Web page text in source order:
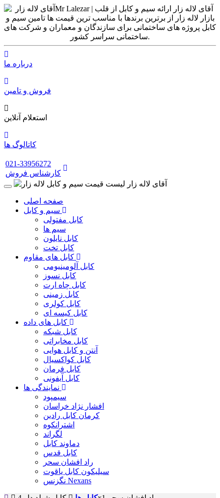
درباره ما
فروش و تامین
استعلام آنلاین
کاتالوگ ها
021-33956272
کارشناس فروش
صفحه اصلی
کابل مفتولی
سیم ها
کابل نایلون
کابل تخت
کابل آلومینیومی
کابل نسوز
کابل چاه ارت
کابل زمینی
کابل کولری
کابل کیسه ای
کابل شبکه
کابل مخابراتی
آنتن و کابل هوایی
کابل کواکسیال
کابل فرمان
کابل آیفونی
سیمپود
افشار نژاد خراسان
کرمان کابل رادین
اشترانکوه
لگراند
دماوند کابل
کابل قدس
راد افشان سحر
سیلیکون کابل یاقوت
نگزنس Nexans